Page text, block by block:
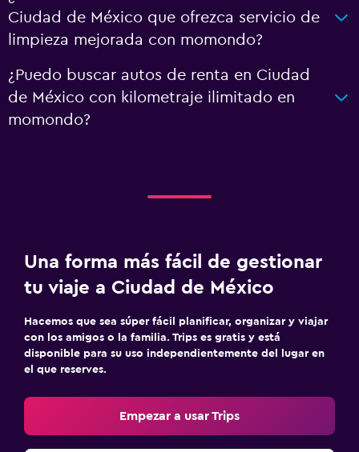
Ciudad de México que ofrezca servicio de
limpieza mejorada con momondo?
¿Puedo buscar autos de renta en Ciudad
de México con kilometraje ilimitado en
momondo?
Una forma más fácil de gestionar
tu viaje a Ciudad de México
Hacemos que sea súper fácil planificar, organizar y viajar
con los amigos o la familia. Trips es gratis y está
disponible para su uso independientemente del lugar en
el que reserves.
Empezar a usar Trips